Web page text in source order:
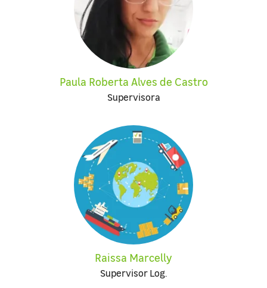
Paula Roberta Alves de Castro
Supervisora
Raissa Marcelly
Supervisor Log.